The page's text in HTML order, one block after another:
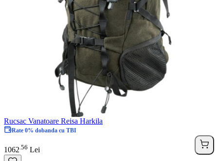
Rucsac Vanatoare Reisa Harkila
Rate 0% dobanda cu TBI
1062 56 Lei